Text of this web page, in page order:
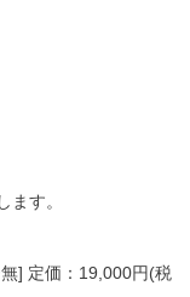
す。
] 定価：19,000円(税